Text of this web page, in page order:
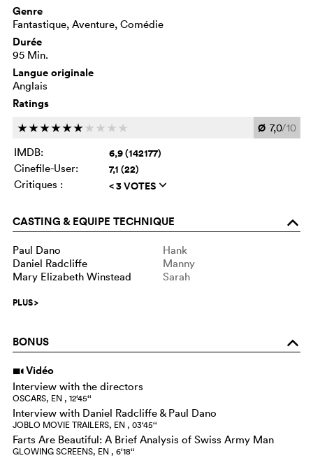
Genre
Fantastique, Aventure, Comédie
Durée
95 Min.
Langue originale
Anglais
Ratings
cccccc c c c c Ø 7,0/10
IMDB:
6,9 (142177)
Cinefile-User: 7,1 (22)
Critiques : < 3 VOTES q
CASTING & EQUIPE TECHNIQUE o
Paul Dano
Hank
Daniel Radcliffe
Manny
Mary Elizabeth Winstead
Sarah
PLUS>
BONUS o
i Vidéo
Interview with the directors
OSCARS, EN , 12‘45‘‘
Interview with Daniel Radcliffe & Paul Dano
JOBLO MOVIE TRAILERS, EN , 03‘45‘‘
Farts Are Beautiful: A Brief Analysis of Swiss Army Man
GLOWING SCREENS, EN , 6‘18‘‘